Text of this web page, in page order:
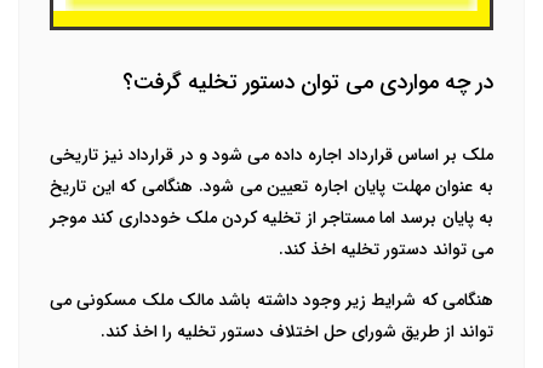
در چه مواردی می توان دستور تخلیه گرفت؟
ملک بر اساس قرارداد اجاره داده می شود و در قرارداد نیز تاریخی
به عنوان مهلت پایان اجاره تعیین می شود. هنگامی که این تاریخ
به پایان برسد اما مستاجر از تخلیه کردن ملک خودداری کند موجر
می تواند دستور تخلیه اخذ کند.
هنگامی که شرایط زیر وجود داشته باشد مالک ملک مسکونی می
تواند از طریق شورای حل اختلاف دستور تخلیه را اخذ کند.